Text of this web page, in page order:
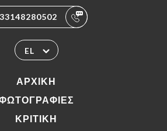
EL
ΑΡΧΙΚΉ
ΚΡΙΤΙΚΉ